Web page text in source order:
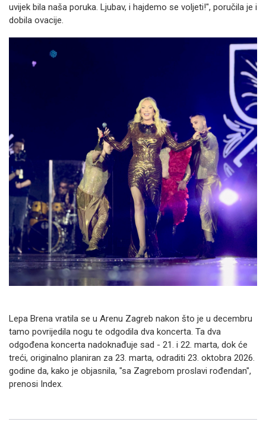
uvijek bila naša poruka. Ljubav, i hajdemo se voljeti!", poručila je i
dobila ovacije.
Lepa Brena vratila se u Arenu Zagreb nakon što je u decembru
tamo povrijedila nogu te odgodila dva koncerta. Ta dva
odgođena koncerta nadoknađuje sad - 21. i 22. marta, dok će
treći, originalno planiran za 23. marta, odraditi 23. oktobra 2026.
godine da, kako je objasnila, "sa Zagrebom proslavi rođendan",
prenosi Index.